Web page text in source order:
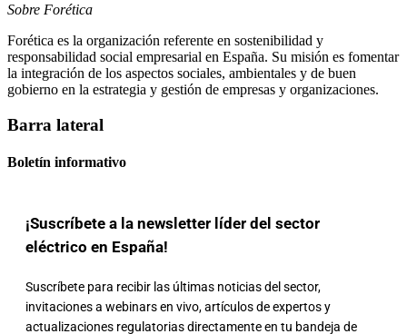
Sobre Forética
Forética es la organización referente en sostenibilidad y
responsabilidad social empresarial en España. Su misión es fomentar
la integración de los aspectos sociales, ambientales y de buen
gobierno en la estrategia y gestión de empresas y organizaciones.
Barra lateral
Boletín informativo
¡Suscríbete a la newsletter líder del sector
eléctrico en España!
Suscríbete para recibir las últimas noticias del sector,
invitaciones a webinars en vivo, artículos de expertos y
actualizaciones regulatorias directamente en tu bandeja de